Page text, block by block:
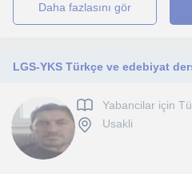
daha fazlasını gör
Yabancilar için
Usakli